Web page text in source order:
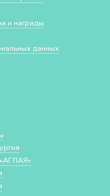
и награды
данных